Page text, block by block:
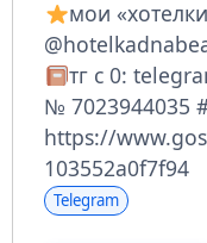
мои
тг с 0:
№ 7023944035
https://
103552a0f7f94
Telegram